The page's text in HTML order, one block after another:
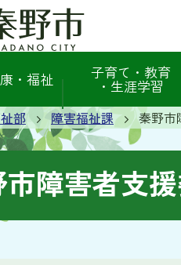
・福祉 子育て・教育
・生涯学習
部 障害福祉課 秦野市
障害者支